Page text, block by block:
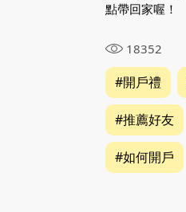
點帶回家喔！
18352
#開戶禮
#推薦好友
#如何開戶